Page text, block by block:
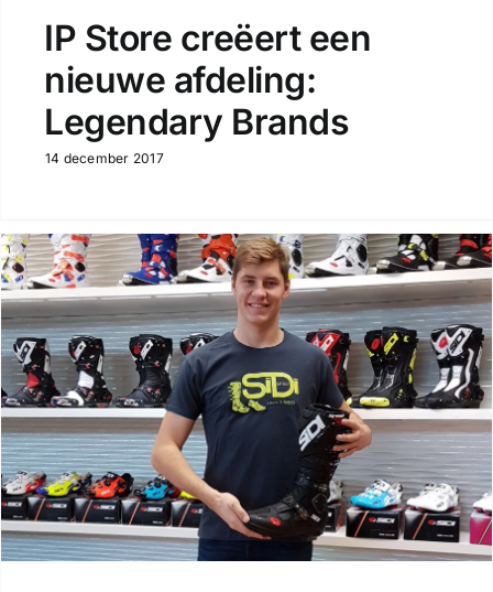
IP Store creëert een
nieuwe afdeling:
Legendary Brands
14 december 2017